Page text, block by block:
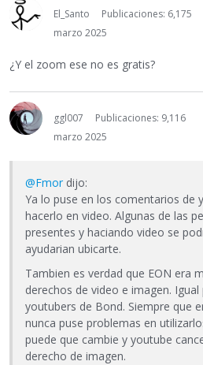
El_Santo
Publicaciones: 6,175
marzo 2025
¿Y el zoom ese no es gratis?
ggl007
Publicaciones: 9,116
marzo 2025
@Fmor dijo:
Ya lo puse en los comentarios de
hacerlo en video. Algunas de las
presentes y haciando video se
ayudarian ubicarte.
Tambien es verdad que EON era
derechos de video e imagen.
youtubers de Bond. Siempre que
nunca puse problemas en
puede que cambie y youtube
derecho de imagen.